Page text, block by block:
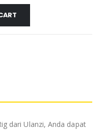
dari Ulanzi, Anda dapat